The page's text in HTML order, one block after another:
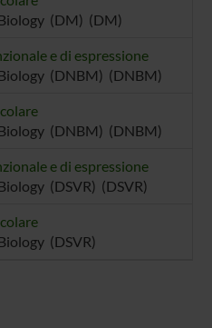
(DM) (DM)
e di espressione
(DNBM) (DNBM)
(DNBM) (DNBM)
e di espressione
(DSVR) (DSVR)
(DSVR)